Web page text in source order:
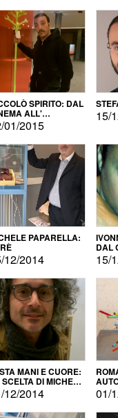
SPIRITO: DAL
ALL'
01/2015
15/
PAPARELLA:
12/2014
DAL
15/
MANI E CUORE:
DI MICHELE
12/2014 01/